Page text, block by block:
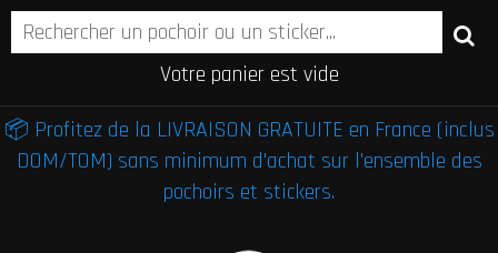
Votre panier est vide
📦 Profitez de la LIVRAISON GRATUITE en France (inclus
DOM/TOM) sans minimum d'achat sur l'ensemble des
pochoirs et stickers.